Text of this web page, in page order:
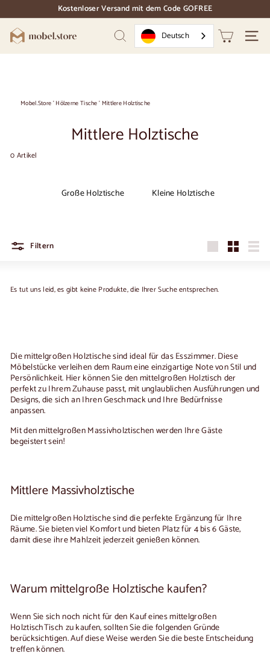
Inhalt Dias
Pause
Kostenloser Versand mit dem Code GOFREE
M
o
o
Suchen Deutsch
Mobel.Store'Hölzerne Tische' Mittlere Holztische
Mittlere Holztische
0 Artikel
Große Holztische Kleine Holztische
Filtern
Groß Klein Liste
Es tut uns leid, es gibt keine Produkte, die Ihrer Suche entsprechen.
Diemittelgroßen Holztischesind ideal für das Esszimmer. Diese
Möbelstücke verleihen dem Raum eine einzigartige Note von Stil und
Persönlichkeit. Hier können Sie denmittelgroßen Holztisch der
perfekt zu Ihrem Zuhause passt, mit unglaublichen Ausführungen und
Designs, die sich an Ihren Geschmack und Ihre Bedürfnisse
anpassen.
Mit denmittelgroßen Massivholztischenwerden Ihre Gäste
begeistert sein!
Mittlere Massivholztische
Diemittelgroßen Holztischesind die perfekte Ergänzung für Ihre
Räume. Sie bieten viel Komfort und bieten Platz für 4 bis 6 Gäste,
damit diese ihre Mahlzeit jederzeit genießen können.
Warum mittelgroße Holztische kaufen?
Wenn Sie sich noch nicht für den Kauf einesmittelgroßen
HolztischTisch zu kaufen, sollten Sie die folgenden Gründe
berücksichtigen. Auf diese Weise werden Sie die beste Entscheidung
treffen können.